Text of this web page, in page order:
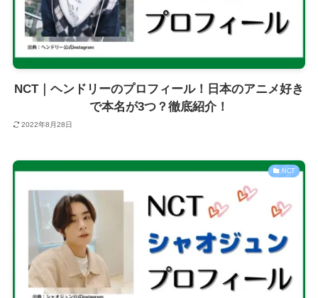
NCT｜ヘンドリーのプロフィール！日本のアニメ好き
で本名が3つ？徹底紹介！
2022年8月28日
NCT